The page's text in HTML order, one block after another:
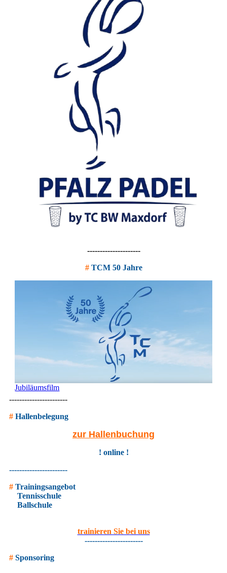
---------------------
# TCM 50 Jahre
Jubiläumsfilm
-----------------------
#Hallenbelegung
zur Hallenbuchung
! online !
-----------------------
# Trainingsangebot
Tennisschule
Ballschule
trainieren Sie bei uns
-----------------------
# Sponsoring